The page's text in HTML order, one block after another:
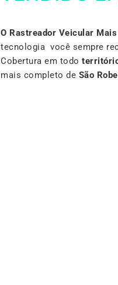
O Rastreador Veicular
tecnologia você sempre
Cobertura em todo
mais completo de São